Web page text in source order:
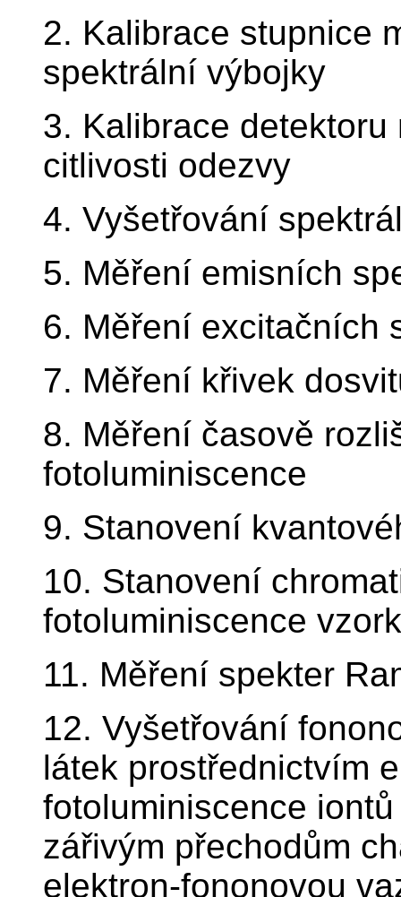
2. Kalibrace stupnice
spektrální výbojky
3. Kalibrace
citlivosti odezvy
4. Vyšetřování
5. Měření emisních
6. Měření excitačních
7. Měření křivek
8. Měření časově
fotoluminiscence
9. Stanovení
10. Stanovení
fotoluminiscence
11. Měření spekter
12. Vyšetřování
látek prostřednictvím
fotoluminiscence
zářivým přechodům
elektron-fononovou